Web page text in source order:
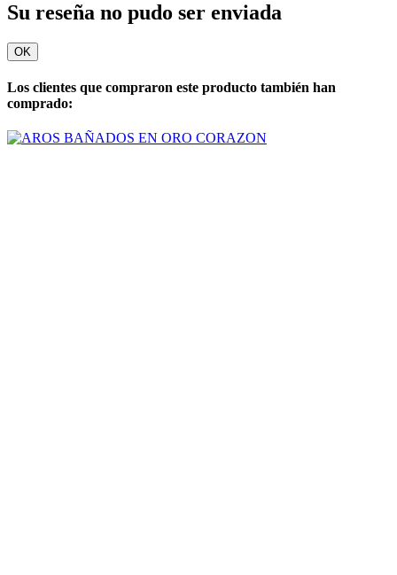
Su reseña no pudo ser enviada
OK
Los clientes que compraron este producto también han
comprado: